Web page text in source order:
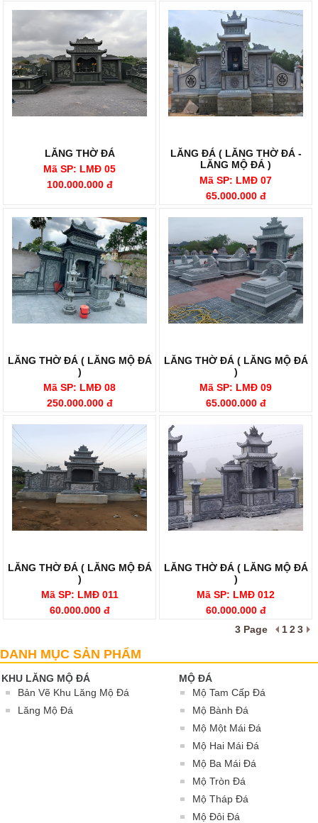
LĂNG THỜ ĐÁ
Mã SP: LMĐ 05
100.000.000 đ
LĂNG ĐÁ ( LĂNG THỜ ĐÁ -
LĂNG MỘ ĐÁ )
Mã SP: LMĐ 07
65.000.000 đ
LĂNG THỜ ĐÁ ( LĂNG MỘ ĐÁ
)
Mã SP: LMĐ 08
250.000.000 đ
LĂNG THỜ ĐÁ ( LĂNG MỘ ĐÁ
)
Mã SP: LMĐ 09
65.000.000 đ
LĂNG THỜ ĐÁ ( LĂNG MỘ ĐÁ
)
Mã SP: LMĐ 011
60.000.000 đ
LĂNG THỜ ĐÁ ( LĂNG MỘ ĐÁ
)
Mã SP: LMĐ 012
60.000.000 đ
3 Page
123
DANH MỤC SẢN PHẨM
KHU LĂNG MỘ ĐÁ
Bản Vẽ Khu Lăng Mộ Đá
Lăng Mộ Đá
MỘ ĐÁ
Mộ Tam Cấp Đá
Mộ Bành Đá
Mộ Một Mái Đá
Mộ Hai Mái Đá
Mộ Ba Mái Đá
Mộ Tròn Đá
Mộ Tháp Đá
Mộ Đôi Đá